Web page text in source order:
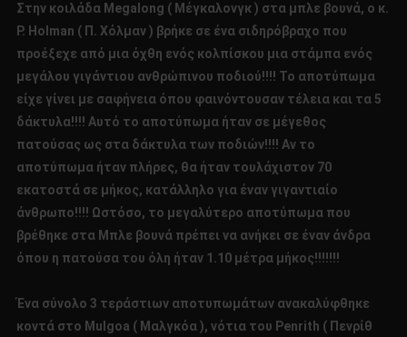
Στην κοιλάδα Megalong ( Μέγκαλονγκ ) στα μπλε βουνά, ο κ.
P. Holman ( Π. Χόλμαν ) βρήκε σε ένα σιδηρόβραχο που
προέξεχε από μια όχθη ενός κολπίσκου μια στάμπα ενός
μεγάλου γιγάντιου ανθρώπινου ποδιού!!!! Το αποτύπωμα
είχε γίνει με σαφήνεια όπου φαινόντουσαν τέλεια και τα 5
δάκτυλα!!!! Αυτό το αποτύπωμα ήταν σε μέγεθος
πατούσας ως στα δάκτυλα των ποδιών!!!! Αν το
αποτύπωμα ήταν πλήρες, θα ήταν τουλάχιστον 70
εκατοστά σε μήκος, κατάλληλο για έναν γιγαντιαίο
άνθρωπο!!!! Ωστόσο, το μεγαλύτερο αποτύπωμα που
βρέθηκε στα Μπλε βουνά πρέπει να ανήκει σε έναν άνδρα
όπου η πατούσα του όλη ήταν 1.10 μέτρα μήκος!!!!!!!
Ένα σύνολο 3 τεράστιων αποτυπωμάτων ανακαλύφθηκε
κοντά στο Mulgoa ( Μαλγκόα ), νότια του Penrith ( Πενρίθ